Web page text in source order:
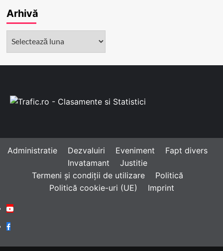
Arhivă
Administratie Dezvaluiri Eveniment
Fapt divers
Invatamant
Justitie
Termeni și condiții de utilizare
Politică
Politică cookie-uri (UE)
Imprint
Youtube
Facebook